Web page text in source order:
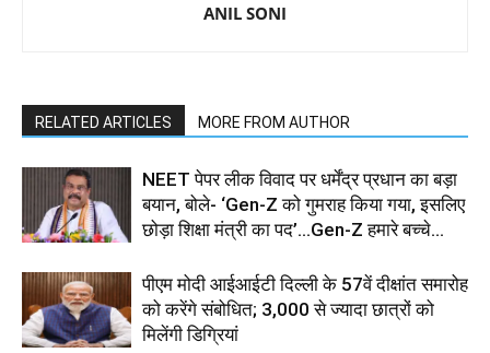
ANIL SONI
RELATED ARTICLES MORE FROM AUTHOR
NEET पेपर लीक विवाद पर धर्मेंद्र प्रधान का बड़ा
बयान, बोले- ‘Gen-Z को गुमराह किया गया, इसलिए
छोड़ा शिक्षा मंत्री का पद’...Gen-Z हमारे बच्चे...
पीएम मोदी आईआईटी दिल्ली के 57वें दीक्षांत समारोह
को करेंगे संबोधित; 3,000 से ज्यादा छात्रों को
मिलेंगी डिग्रियां